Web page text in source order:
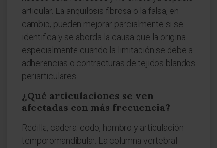
articular. La anquilosis fibrosa o la falsa, en
cambio, pueden mejorar parcialmente si se
identifica y se aborda la causa que la origina,
especialmente cuando la limitación se debe a
adherencias o contracturas de tejidos blandos
periarticulares.
¿Qué articulaciones se ven
afectadas con más frecuencia?
Rodilla, cadera, codo, hombro y articulación
temporomandibular. La columna vertebral